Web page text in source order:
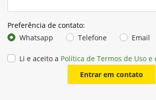
Preferência de contato:
Whatsapp
Telefone Email
Li e aceito a Política de Termos de Uso e
Entrar em contato